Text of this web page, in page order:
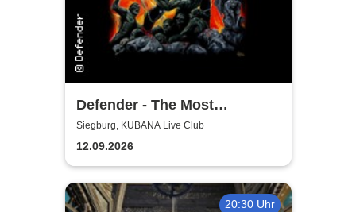
Defender - The Most
Authentic Manowar Tribute
Siegburg, KUBANA Live Club
12.09.2026
20:30 Uhr